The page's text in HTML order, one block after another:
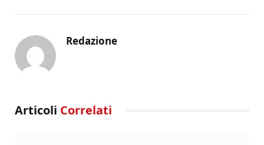
Redazione
Articoli Correlati